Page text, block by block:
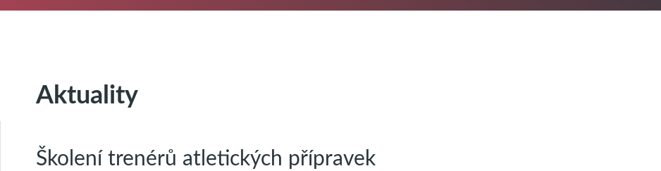
Aktuality
Školení trenérů atletických přípravek